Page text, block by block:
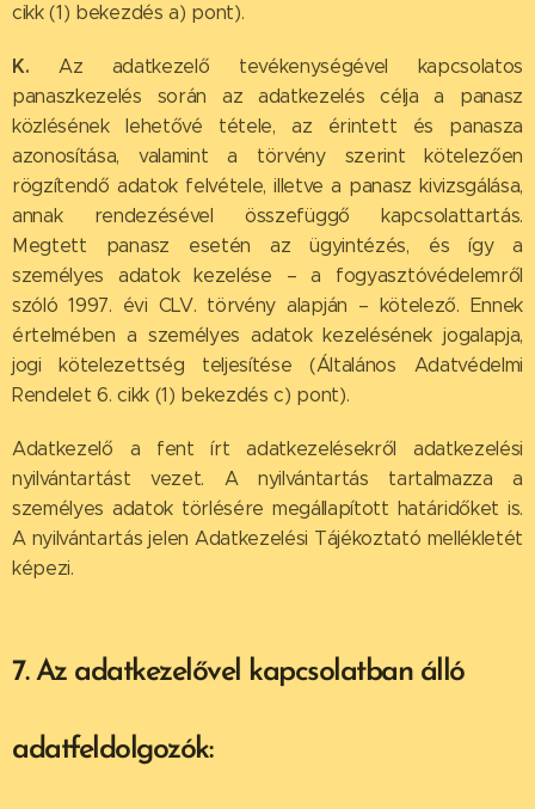
cikk (1) bekezdés a) pont).
K. Az adatkezelő tevékenységével kapcsolatos
panaszkezelés során az adatkezelés célja a panasz
közlésének lehetővé tétele, az érintett és panasza
azonosítása, valamint a törvény szerint kötelezően
rögzítendő adatok felvétele, illetve a panasz kivizsgálása,
annak rendezésével összefüggő kapcsolattartás.
Megtett panasz esetén az ügyintézés, és így a
személyes adatok kezelése – a fogyasztóvédelemről
szóló 1997. évi CLV. törvény alapján – kötelező. Ennek
értelmében a személyes adatok kezelésének jogalapja,
jogi kötelezettség teljesítése (Általános Adatvédelmi
Rendelet 6. cikk (1) bekezdés c) pont).
Adatkezelő a fent írt adatkezelésekről adatkezelési
nyilvántartást vezet. A nyilvántartás tartalmazza a
személyes adatok törlésére megállapított határidőket is.
A nyilvántartás jelen Adatkezelési Tájékoztató mellékletét
képezi.
7. Az adatkezelővel kapcsolatban álló
adatfeldolgozók: